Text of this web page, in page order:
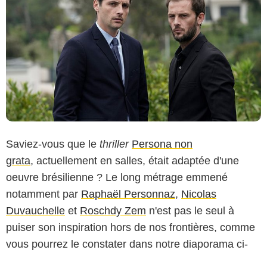
Saviez-vous que le thriller Persona non
grata, actuellement en salles, était adaptée d'une
oeuvre brésilienne ? Le long métrage emmené
notamment par Raphaël Personnaz, Nicolas
Duvauchelle et Roschdy Zem n'est pas le seul à
puiser son inspiration hors de nos frontières, comme
vous pourrez le constater dans notre diaporama ci-